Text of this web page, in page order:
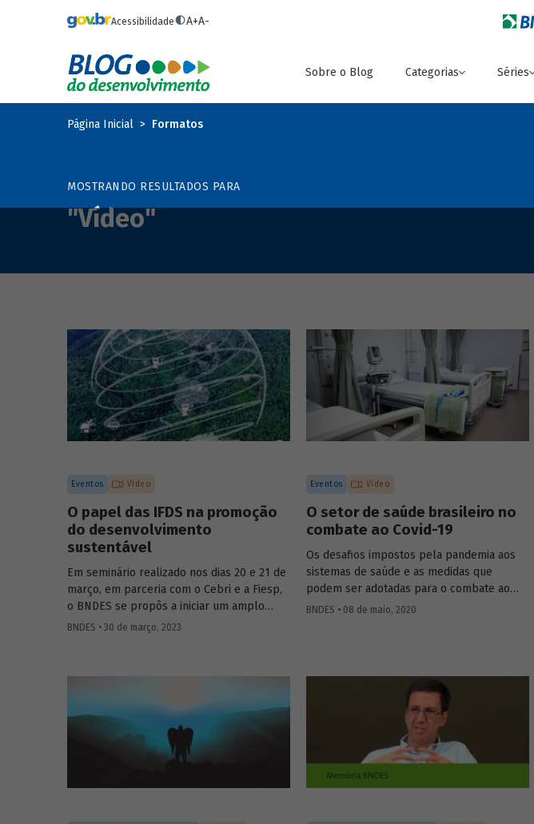
Acessibilidade A+A-
Sobre o Blog Categorias Séries
Página Inicial Formatos
MOSTRANDO RESULTADOS PARA
"Vídeo"
Eventos Vídeo
O papel das IFDS na promoção
do desenvolvimento
sustentável
Em seminário realizado nos dias 20 e 21 de
março, em parceria com o Cebri e a Fiesp,
o BNDES se propôs a iniciar um amplo
debate sobre algumas das principais
representantes de governo e da área
abordados foi como o Estado e as
instituições financeiras de desenvolvimento
(IFD) podem atuar para promover uma
retomada do crescimento em bases
BNDES • 30 de março, 2023
Eventos Vídeo
O setor de saúde brasileiro no
combate ao Covid-19
Os desafios impostos pela pandemia aos
sistemas de saúde e as medidas que
podem ser adotadas para o combate ao
coronavírus no Brasil foram debatidos por
participações do coordenador de ações de
prospecção da Fiocruz, Carlos Gadelha, do
diretor-adjunto da Organização Pan-
Americana de Saúde (Opas), Jarbas
Barbosa, e com o presidente do Fórum
Inovação Saúde, Josier Vilar.
BNDES • 08 de maio, 2020